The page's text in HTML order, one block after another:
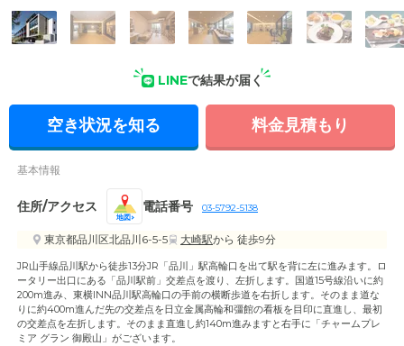
外観: デザイン性のある外観は、まるでホテルのようです。周
りには緑もあり、四季の移ろいを感じられます。
LINEで結果が届く
空き状況を知る 料金見積もり
基本情報
住所/アクセス
地図
電話番号 03-5792-5138
東京都品川区北品川6-5-5 大崎駅から 徒歩9分
JR山手線品川駅から徒歩13分JR「品川」駅高輪口を出て駅を背に左に進みます。ロ
ータリー出口にある「品川駅前」交差点を渡り、左折します。国道15号線沿いに約
200m進み、東横INN品川駅高輪口の手前の横断歩道を右折します。そのまま道な
りに約400m進んだ先の交差点を日立金属高輪和彊館の看板を目印に直進し、最初
の交差点を左折します。そのまま直進し約140m進みますと右手に「チャームプレ
ミア グラン 御殿山」がございます。